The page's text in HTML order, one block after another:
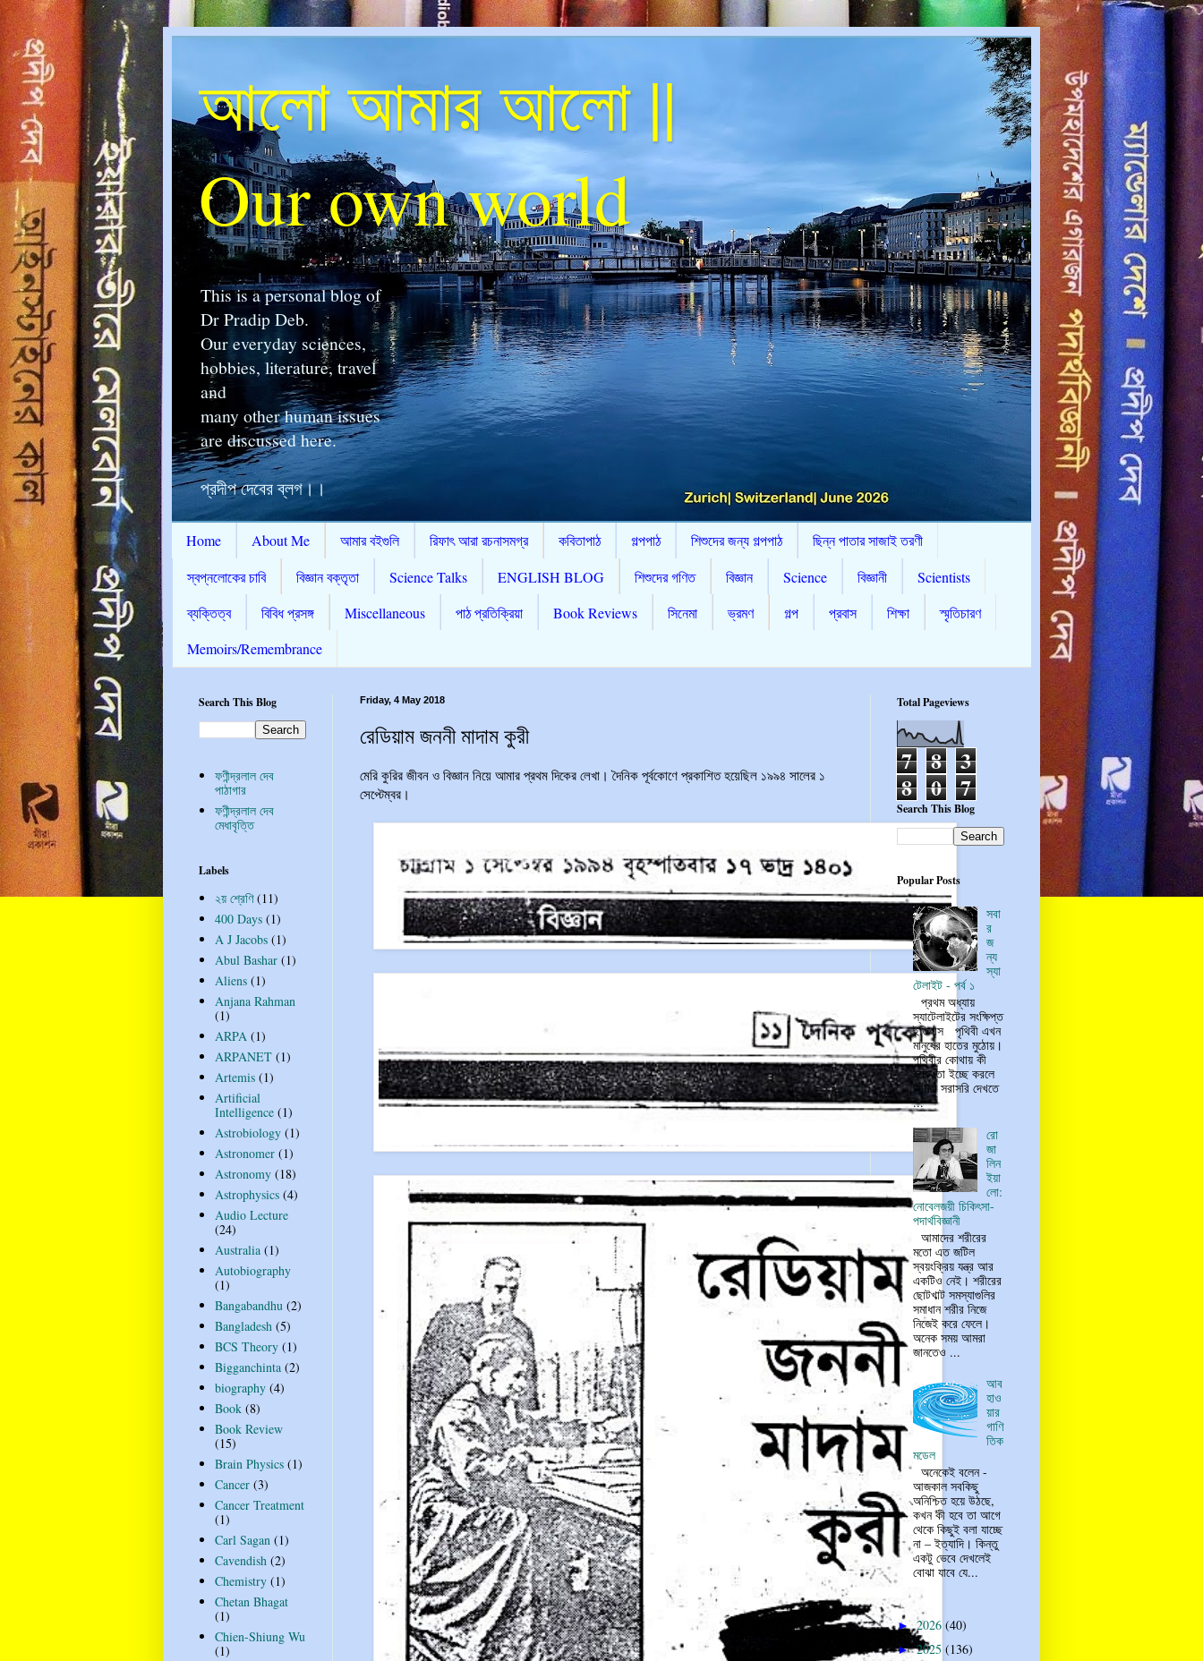
আলো আমার আলো ||
Our own world
This is a personal blog of
Dr Pradip Deb.
Our everyday sciences,
hobbies, literature, travel
and
many other human issues
are discussed here.
প্রদীপ দেবের ব্লগ।।
Home About Me আমার বইগুলি রিফাৎ আরা রচনাসমগ্র কবিতাপাঠ গল্পপাঠ শিশুদের জন্য গল্পপাঠ
ছিন্ন পাতার সাজাই তরণী
স্বপ্নলোকের চাবি
বিজ্ঞান বক্তৃতা Science Talks ENGLISH BLOG শিশুদের গণিত বিজ্ঞান Science বিজ্ঞানী
Scientists
ব্যক্তিত্ব
বিবিধ প্রসঙ্গ Miscellaneous পাঠ প্রতিক্রিয়া Book Reviews সিনেমা ভ্রমণ গল্প প্রবাস শিক্ষা
স্মৃতিচারণ
Memoirs/Remembrance
Friday, 4 May 2018
রেডিয়াম জননী মাদাম কুরী
মেরি কুরির জীবন ও বিজ্ঞান নিয়ে আমার প্রথম দিকের লেখা। দৈনিক পূর্বকোণে প্রকাশিত হয়েছিল ১৯৯৪ সালের ১
সেপ্টেম্বর।
Search This Blog
ফণীন্দ্রলাল দেব
পাঠাগার
ফণীন্দ্রলাল দেব
মেধাবৃত্তি
Labels
২য় শ্রেণি (11)
400 Days (1)
A J Jacobs (1)
Abul Bashar (1)
Aliens (1)
Anjana Rahman
(1)
ARPA (1)
ARPANET (1)
Artemis (1)
Artificial
Intelligence (1)
Astrobiology (1)
Astronomer (1)
Astronomy (18)
Astrophysics (4)
Audio Lecture
(24)
Australia (1)
Autobiography
(1)
Bangabandhu (2)
Bangladesh (5)
BCS Theory (1)
Bigganchinta (2)
biography (4)
Book (8)
Book Review
(15)
Brain Physics (1)
Cancer (3)
Cancer Treatment
(1)
Carl Sagan (1)
Cavendish (2)
Chemistry (1)
Chetan Bhagat
(1)
Chien-Shiung Wu
(1)
Total Pageviews
7 8 3
8 0 7
Search This Blog
Popular Posts
সবা
র
জ
ন্য
স্যা
টেলাইট - পর্ব ১
প্রথম অধ্যায়
স্যাটেলাইটের সংক্ষিপ্ত
ইতিহাস পৃথিবী এখন
মানুষের হাতের মুঠোয়।
পৃথিবীর কোথায় কী
হচ্ছে তা ইচ্ছে করলে
আমরা সরাসরি দেখতে
...
রো
জা
লিন
ইয়া
লো:
নোবেলজয়ী চিকিৎসা-
পদার্থবিজ্ঞানী
আমাদের শরীরের
মতো এত জটিল
স্বয়ংক্রিয় যন্ত্র আর
একটিও নেই। শরীরের
ছোটখাট সমস্যাগুলির
সমাধান শরীর নিজে
নিজেই করে ফেলে।
অনেক সময় আমরা
জানতেও ...
আব
হাও
য়ার
গাণি
তিক
মডেল
অনেকেই বলেন -
আজকাল সবকিছু
অনিশ্চিত হয়ে উঠছে,
কখন কী হবে তা আগে
থেকে কিছুই বলা যাচ্ছে
না – ইত্যাদি। কিন্তু
একটু ভেবে দেখলেই
বোঝা যাবে যে...
►2026 (40)
►2025 (136)